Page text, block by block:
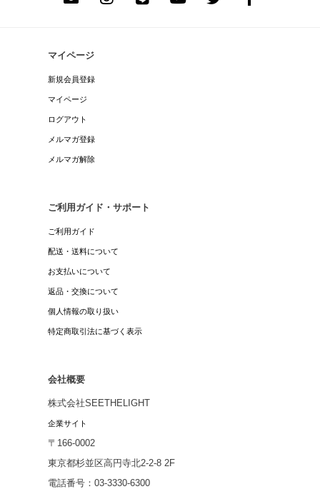
マイページ
新規会員登録
マイページ
ログアウト
メルマガ登録
メルマガ解除
ご利用ガイド・サポート
ご利用ガイド
配送・送料について
お支払いについて
返品・交換について
個人情報の取り扱い
特定商取引法に基づく表示
会社概要
株式会社SEETHELIGHT
企業サイト
〒166-0002
東京都杉並区高円寺北2-2-8 2F
電話番号：03-3330-6300